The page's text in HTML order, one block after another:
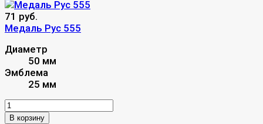
71 руб.
Медаль Рус 555
Диаметр
50 мм
Эмблема
25 мм
В корзину